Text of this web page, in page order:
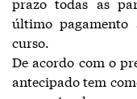
último pagamento
curso.
De acordo com o
antecipado tem